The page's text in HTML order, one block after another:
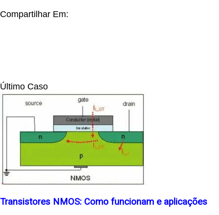
Compartilhar Em:
Último Caso
Transistores NMOS: Como funcionam e aplicações